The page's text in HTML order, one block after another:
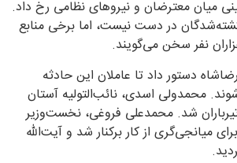
میان معترضان و نیروهای نظامی رخ داد.
کشته‌شدگان در دست نیست، اما برخی منابع
نفر سخن می‌گویند.
دستور داد تا عاملان این حادثه
محمدولی اسدی، نائب‌التولیه آستان
در آذر 1314 تیرباران شد. محمدعلی فروغی، نخست‌وزیر
میانجی‌گری از کار برکنار شد و آیت‌الله